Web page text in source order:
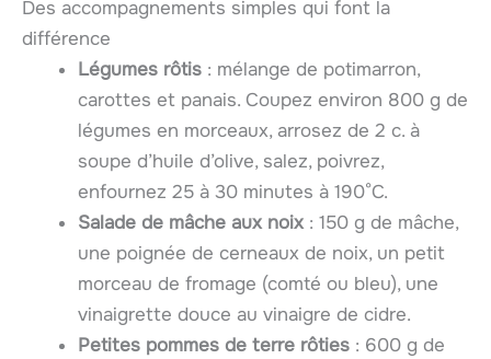
Des accompagnements simples qui font la
différence
Légumes rôtis : mélange de potimarron,
carottes et panais. Coupez environ 800 g de
légumes en morceaux, arrosez de 2 c. à
soupe d’huile d’olive, salez, poivrez,
enfournez 25 à 30 minutes à 190°C.
Salade de mâche aux noix: 150 g de mâche,
une poignée de cerneaux de noix, un petit
morceau de fromage (comté ou bleu), une
vinaigrette douce au vinaigre de cidre.
Petites pommes de terre rôties : 600 g de